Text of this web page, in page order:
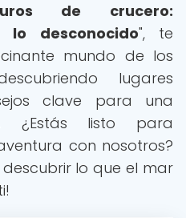
de crucero:
lo desconocido", te
mundo de los
lugares
clave para una
¿Estás listo para
con nosotros?
lo que el mar